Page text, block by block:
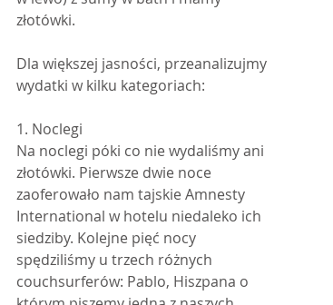
złotówki.
Dla większej jasności, przeanalizujmy
wydatki w kilku kategoriach:
1. Noclegi
Na noclegi póki co nie wydaliśmy ani
złotówki. Pierwsze dwie noce
zaoferowało nam tajskie Amnesty
International w hotelu niedaleko ich
siedziby. Kolejne pięć nocy
spędziliśmy u trzech różnych
couchsurferów: Pablo, Hiszpana o